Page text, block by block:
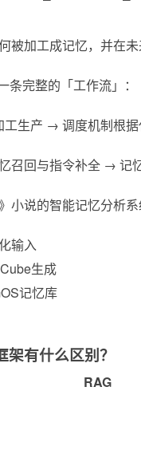
被加工成记忆，并在
完整的「工作流」：
生产 → 调度机制根
召回与指令补全 → 记
小说的智能记忆分析
输入
生成
记忆库
有什么区别？
RAG